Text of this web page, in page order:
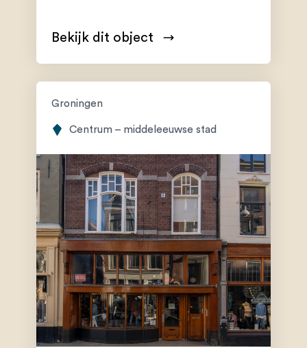
Bekijk dit object
Groningen
Centrum – middeleeuwse stad